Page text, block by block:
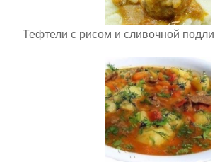
Тефтели с рисом и сливочной